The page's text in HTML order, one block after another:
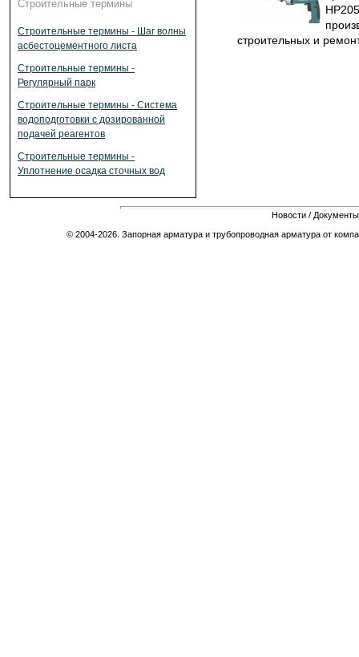
Строительные термины
Строительные термины - Шаг волны
асбестоцементного листа
Строительные термины -
Регулярный парк
Строительные термины - Система
водоподготовки с дозированной
подачей реагентов
Строительные термины -
Уплотнение осадка сточных вод
строительных и
Новости / Документы
© 2004-2026. Запорная арматура и трубопроводная арматура от